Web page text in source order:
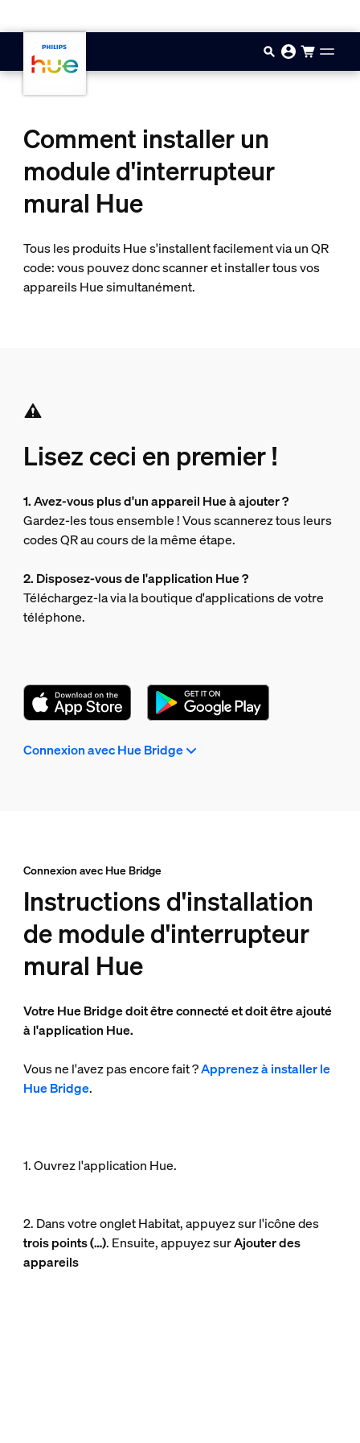
Comment installer un
module d'interrupteur
mural Hue
Tous les produits Hue s'installent facilement via un QR
code: vous pouvez donc scanner et installer tous vos
appareils Hue simultanément.
Lisez ceci en premier !
1. Avez-vous plus d'un appareil Hue à ajouter ?
Gardez-les tous ensemble ! Vous scannerez tous leurs
codes QR au cours de la même étape.
2. Disposez-vous de l'application Hue ?
Téléchargez-la via la boutique d'applications de votre
téléphone.
Connexion avec Hue Bridge
Connexion avec Hue Bridge
Instructions d'installation
de module d'interrupteur
mural Hue
Votre Hue Bridge doit être connecté et doit être ajouté
à l'application Hue.
Vous ne l'avez pas encore fait ?Apprenez à installer le
Hue Bridge.
1. Ouvrez l'application Hue.
2. Dans votre onglet Habitat, appuyez sur l'icône des
trois points (…). Ensuite, appuyez surAjouter des
appareils